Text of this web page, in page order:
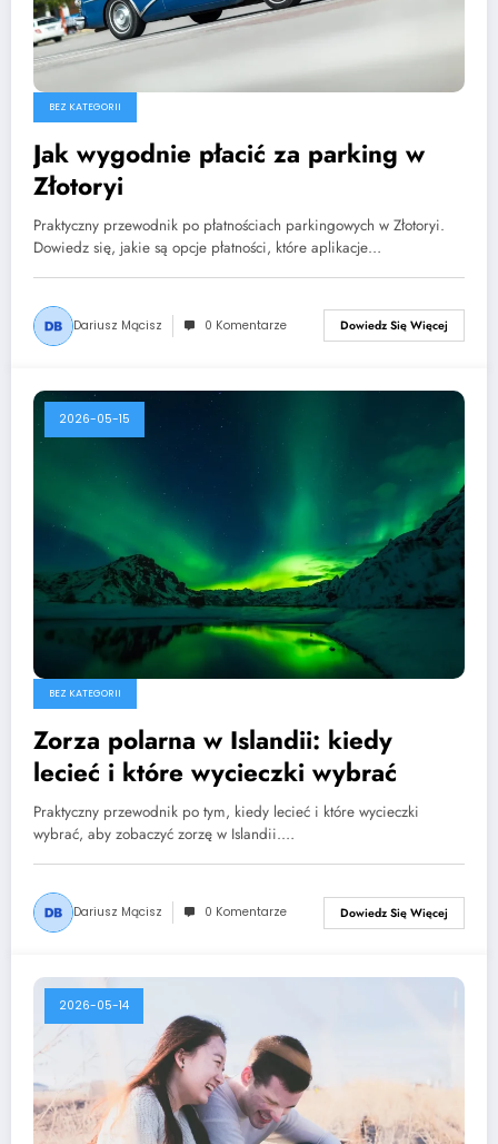
BEZ KATEGORII
Jak wygodnie płacić za parking w
Złotoryi
Praktyczny przewodnik po płatnościach parkingowych w Złotoryi.
Dowiedz się, jakie są opcje płatności, które aplikacje…
Dariusz Mącisz 0 Komentarze Dowiedz Się Więcej
2026-05-15
BEZ KATEGORII
Zorza polarna w Islandii: kiedy
lecieć i które wycieczki wybrać
Praktyczny przewodnik po tym, kiedy lecieć i które wycieczki
wybrać, aby zobaczyć zorzę w Islandii.…
Dariusz Mącisz 0 Komentarze Dowiedz Się Więcej
2026-05-14